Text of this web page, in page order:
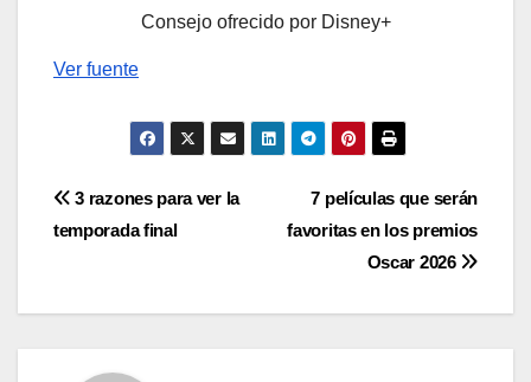
Consejo ofrecido por Disney+
Ver fuente
Navegación
de
entradas
7 películas que serán
favoritas en los premios
Oscar 2026
3 razones para ver la
temporada final